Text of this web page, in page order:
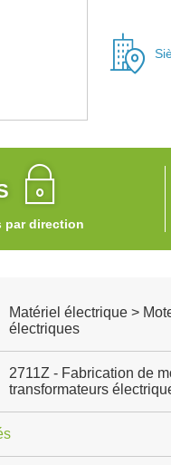
par direction
Matériel électrique >
électriques
2711Z - Fabrication de
transformateurs